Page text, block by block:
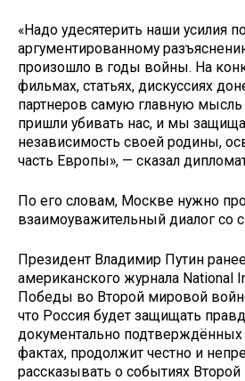
«Надо удесятерить наши усилия
аргументированному
произошло в годы войны. На
фильмах, статьях, дискуссиях
партнеров самую главную
пришли убивать нас, и мы
независимость своей родины,
часть Европы», — сказал
По его словам, Москве нужно
взаимоуважительный диалог со
Президент Владимир Путин
американского журнала National
Победы во Второй мировой
что Россия будет защищать
документально подтверждённых
фактах, продолжит честно и
рассказывать о событиях